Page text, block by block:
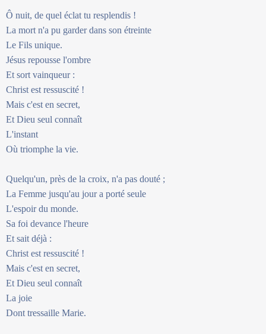
Ô nuit, de quel éclat tu resplendis !
La mort n'a pu garder dans son étreinte
Le Fils unique.
Jésus repousse l'ombre
Et sort vainqueur :
Christ est ressuscité !
Mais c'est en secret,
Et Dieu seul connaît
L'instant
Où triomphe la vie.
Quelqu'un, près de la croix, n'a pas douté ;
La Femme jusqu'au jour a porté seule
L'espoir du monde.
Sa foi devance l'heure
Et sait déjà :
Christ est ressuscité !
Mais c'est en secret,
Et Dieu seul connaît
La joie
Dont tressaille Marie.